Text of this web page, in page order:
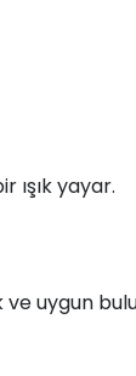
ışık yayar.
uygun